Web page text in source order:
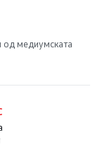
од медиумската